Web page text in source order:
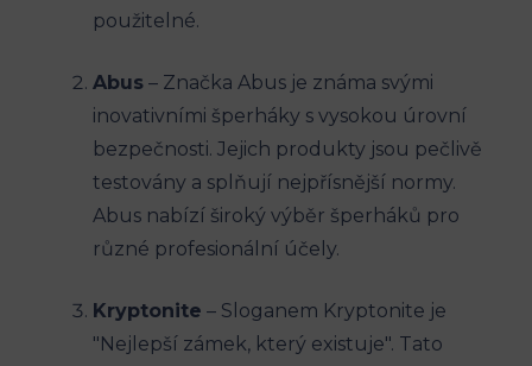
použitelné.
Abus – Značka Abus je známa svými
inovativními šperháky s vysokou úrovní
bezpečnosti. Jejich produkty jsou pečlivě
testovány a splňují nejpřísnější normy.
Abus nabízí široký výběr šperháků pro
různé profesionální účely.
Kryptonite – Sloganem Kryptonite je
"Nejlepší zámek, který existuje". Tato